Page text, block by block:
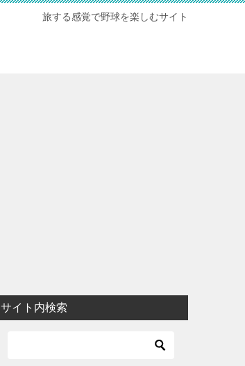
旅する感覚で野球を楽しむサイト
サイト内検索